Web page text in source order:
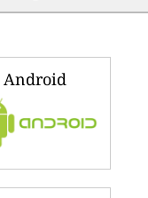
Android